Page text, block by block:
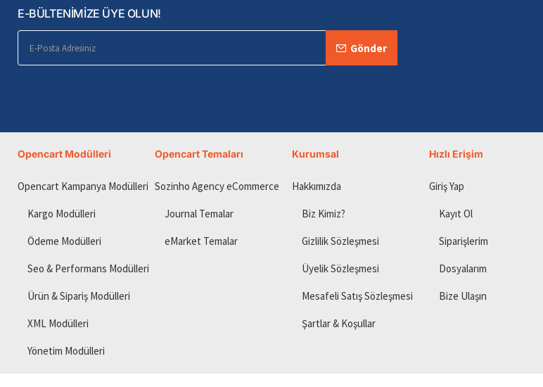
E-BÜLTENİMİZE ÜYE OLUN!
E-
Posta
Adresiniz
Gönder
Opencart Modülleri
Opencart Kampanya Modülleri
Kargo Modülleri
Ödeme Modülleri
Seo & Performans Modülleri
Ürün & Sipariş Modülleri
XML Modülleri
Yönetim Modülleri
Opencart Temaları
Sozinho Agency eCommerce
Journal Temalar
eMarket Temalar
Kurumsal
Hakkımızda
Biz Kimiz?
Gizlilik Sözleşmesi
Üyelik Sözleşmesi
Mesafeli Satış Sözleşmesi
Şartlar & Koşullar
Hızlı Erişim
Giriş Yap
Kayıt Ol
Siparişlerim
Dosyalarım
Bize Ulaşın